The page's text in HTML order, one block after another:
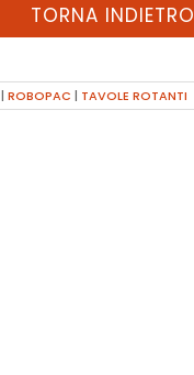
TORNA INDIETRO
|ROBOPAC | TAVOLE ROTANTI